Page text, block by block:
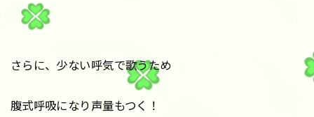
さらに、少ない呼気で歌うため
腹式呼吸になり声量もつく！